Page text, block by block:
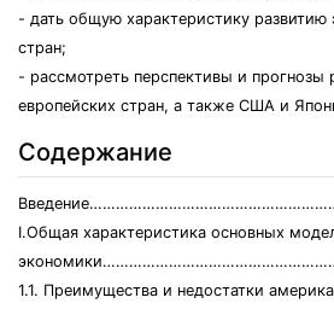
- дать общую характеристику развитию
стран;
- рассмотреть перспективы и прогнозы
европейских стран, а также США и
Содержание
I.Общая характеристика основных
1.1. Преимущества и недостатки